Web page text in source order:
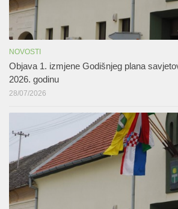
NOVOSTI
Objava 1. izmjene Godišnjeg plana
2026. godinu
28/07/2026